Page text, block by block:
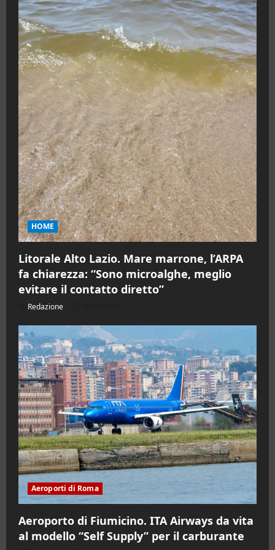
HOME
Litorale Alto Lazio. Mare marrone, l’ARPA
fa chiarezza: “Sono microalghe, meglio
evitare il contatto diretto”
Redazione
Aeroporti di Roma
Aeroporto di Fiumicino. ITA Airways da vita
al modello “Self Supply” per il carburante